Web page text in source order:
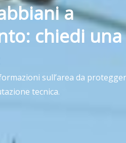
a
chiedi una
sull’area da
tecnica.